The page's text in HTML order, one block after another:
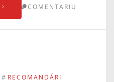
COMENTARIU
# RECOMANDĂRI